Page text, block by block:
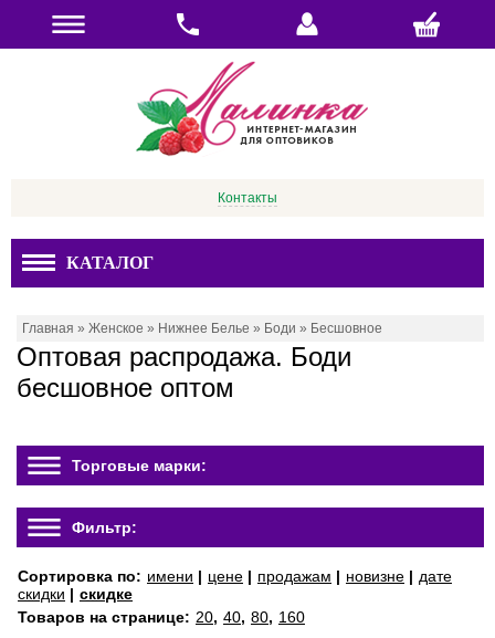
Контакты
КАТАЛОГ
Главная » Женское » Нижнее Белье » Боди » Бесшовное
Оптовая распродажа. Боди
бесшовное оптом
Торговые марки:
Фильтр:
Сортировка по: имени | цене | продажам | новизне | дате
скидки | скидке
Товаров на странице: 20, 40, 80, 160